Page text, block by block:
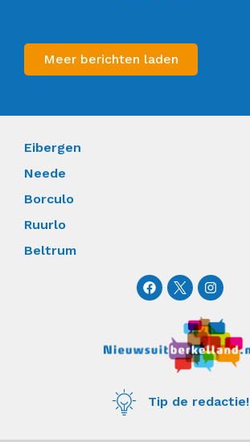
Meer berichten laden
Eibergen
Neede
Borculo
Ruurlo
Beltrum
F
a
o
o
I
n
t
a
g
r
a
Tip de redactie!